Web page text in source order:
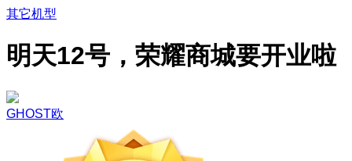
其它机型
明天12号，荣耀商城要开业啦
GHOST欧